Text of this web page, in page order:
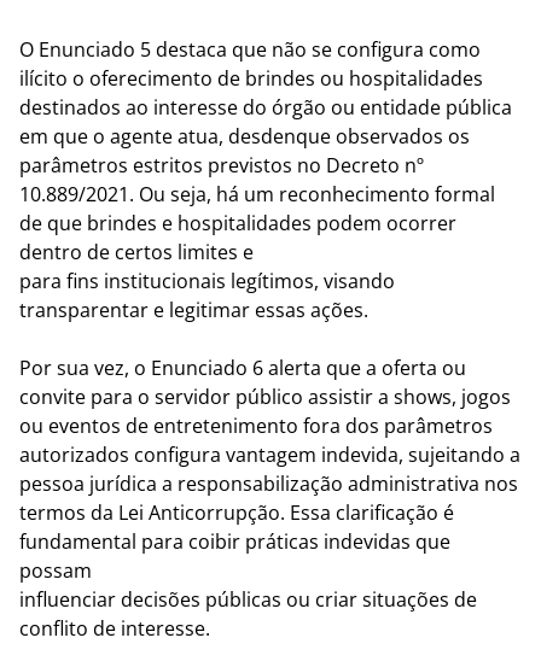
O Enunciado 5 destaca que não se configura como
ilícito o oferecimento de brindes ou hospitalidades
destinados ao interesse do órgão ou entidade pública
em que o agente atua, desdenque observados os
parâmetros estritos previstos no Decreto nº
10.889/2021. Ou seja, há um reconhecimento formal
de que brindes e hospitalidades podem ocorrer
dentro de certos limites e
para fins institucionais legítimos, visando
transparentar e legitimar essas ações.
Por sua vez, o Enunciado 6 alerta que a oferta ou
convite para o servidor público assistir a shows, jogos
ou eventos de entretenimento fora dos parâmetros
autorizados configura vantagem indevida, sujeitando a
pessoa jurídica a responsabilização administrativa nos
termos da Lei Anticorrupção. Essa clarificação é
fundamental para coibir práticas indevidas que
possam
influenciar decisões públicas ou criar situações de
conflito de interesse.